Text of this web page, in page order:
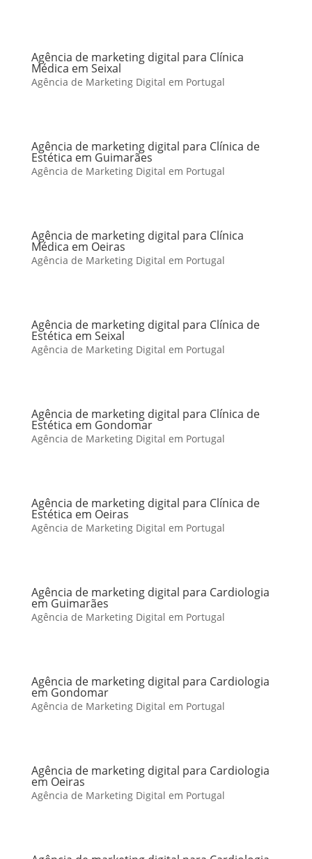
Agência de marketing digital para Clínica
Médica em Seixal
Agência de Marketing Digital em Portugal
Agência de marketing digital para Clínica de
Estética em Guimarães
Agência de Marketing Digital em Portugal
Agência de marketing digital para Clínica
Médica em Oeiras
Agência de Marketing Digital em Portugal
Agência de marketing digital para Clínica de
Estética em Seixal
Agência de Marketing Digital em Portugal
Agência de marketing digital para Clínica de
Estética em Gondomar
Agência de Marketing Digital em Portugal
Agência de marketing digital para Clínica de
Estética em Oeiras
Agência de Marketing Digital em Portugal
Agência de marketing digital para Cardiologia
em Guimarães
Agência de Marketing Digital em Portugal
Agência de marketing digital para Cardiologia
em Gondomar
Agência de Marketing Digital em Portugal
Agência de marketing digital para Cardiologia
em Oeiras
Agência de Marketing Digital em Portugal